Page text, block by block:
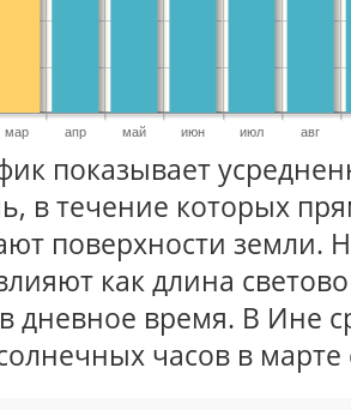
мар апр май июн июл авг
показывает
в течение которых
поверхности земли.
как длина
дневное время. В Ине
часов в марте